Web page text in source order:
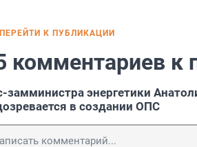
ПЕРЕЙТИ К ПУБЛИКАЦИИ
комментариев к
замминистра энергетики
в создании ОПС